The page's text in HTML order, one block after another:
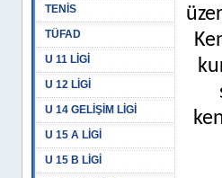
TENİS
TÜFAD
U 11 LİGİ
U 12 LİGİ
U 14 GELİŞİM LİGİ
U 15 A LİGİ
U 15 B LİGİ